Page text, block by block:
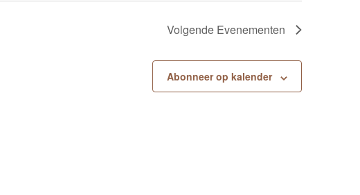
Volgende Evenementen
Abonneer op kalender